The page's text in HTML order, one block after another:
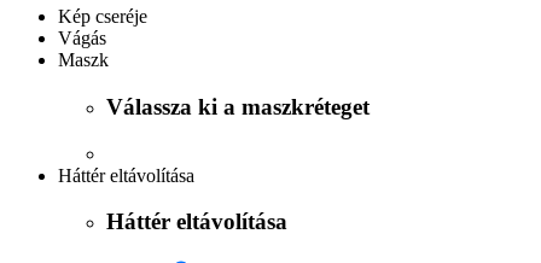
Kép cseréje
Vágás
Maszk
Válassza ki a maszkréteget
Háttér eltávolítása
Háttér eltávolítása